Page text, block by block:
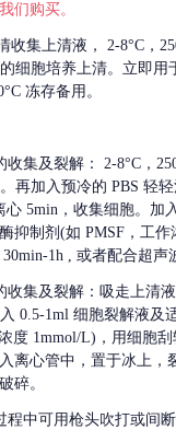
们购买。
收集上清液，
2-8°C，
细胞培养上清。立即用
冻存备用。
收集及裂解：
2-8°C，
再加入预冷的 PBS 轻
心 5min，收集细胞。加
抑制剂(如 PMSF，工作
1h , 或者配合超声
收集及裂解：吸走上清
0.5-1ml 细胞裂解液及
度 1mmol/L)，用细胞
离心管中，置于冰上，
碎。
程中可用枪头吹打或间